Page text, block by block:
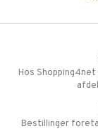
Hos
Bestillinger